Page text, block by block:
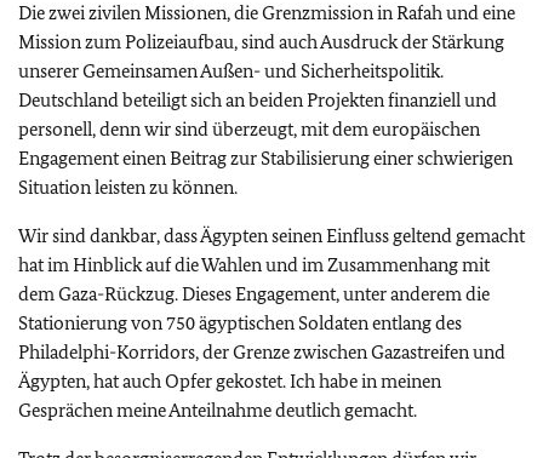
Die zwei zivilen Missionen, die Grenzmission in Rafah und eine
Mission zum Polizeiaufbau, sind auch Ausdruck der Stärkung
unserer Gemeinsamen Außen- und Sicherheitspolitik.
Deutschland beteiligt sich an beiden Projekten finanziell und
personell, denn wir sind überzeugt, mit dem europäischen
Engagement einen Beitrag zur Stabilisierung einer schwierigen
Situation leisten zu können.
Wir sind dankbar, dass Ägypten seinen Einfluss geltend gemacht
hat im Hinblick auf die Wahlen und im Zusammenhang mit
dem Gaza-Rückzug. Dieses Engagement, unter anderem die
Stationierung von 750 ägyptischen Soldaten entlang des
Philadelphi-Korridors, der Grenze zwischen Gazastreifen und
Ägypten, hat auch Opfer gekostet. Ich habe in meinen
Gesprächen meine Anteilnahme deutlich gemacht.